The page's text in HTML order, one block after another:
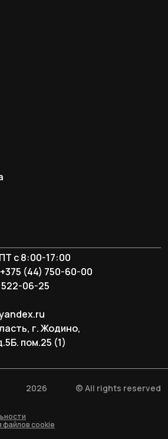
с 8:00-17:00
+375 (44) 750-60-00
522-06-25
г. Жодино,
пом.25 (1)
2026 © All rights reserved
файлов cookie